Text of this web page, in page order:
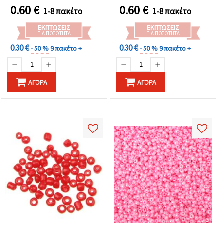
0.60€ 1-8 πακέτο
ΕΚΠΤΏΣΕΙΣ
ΓΙΑ ΠΟΣΌΤΗΤΑ
0.30 €- 50 %9 πακέτο +
ΑΓΟΡΆ
0.60€ 1-8 πακέτο
ΕΚΠΤΏΣΕΙΣ
ΓΙΑ ΠΟΣΌΤΗΤΑ
0.30 €- 50 %9 πακέτο +
ΑΓΟΡΆ